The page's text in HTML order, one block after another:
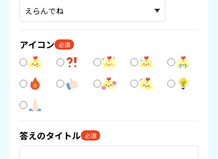
アイコン 必須
答えのタイトル 必須